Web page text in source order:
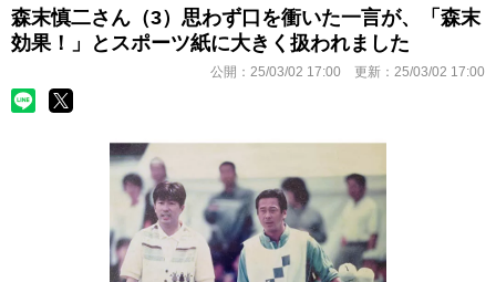
森末慎二さん（3）思わず口を衝いた一言が、「森末
効果！」とスポーツ紙に大きく扱われました
公開： 25/03/02 17:00 更新： 25/03/02 17:00